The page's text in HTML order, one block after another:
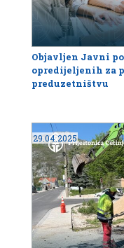
Objavljen Javni
opredijeljenih za
preduzetništvu
29.04.2025